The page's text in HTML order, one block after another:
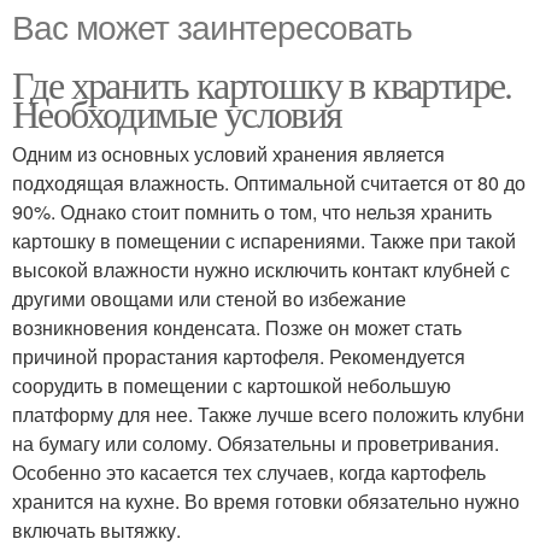
Вас может заинтересовать
Где хранить картошку в квартире.
Необходимые условия
Одним из основных условий хранения является
подходящая влажность. Оптимальной считается от 80 до
90%. Однако стоит помнить о том, что нельзя хранить
картошку в помещении с испарениями. Также при такой
высокой влажности нужно исключить контакт клубней с
другими овощами или стеной во избежание
возникновения конденсата. Позже он может стать
причиной прорастания картофеля. Рекомендуется
соорудить в помещении с картошкой небольшую
платформу для нее. Также лучше всего положить клубни
на бумагу или солому. Обязательны и проветривания.
Особенно это касается тех случаев, когда картофель
хранится на кухне. Во время готовки обязательно нужно
включать вытяжку.